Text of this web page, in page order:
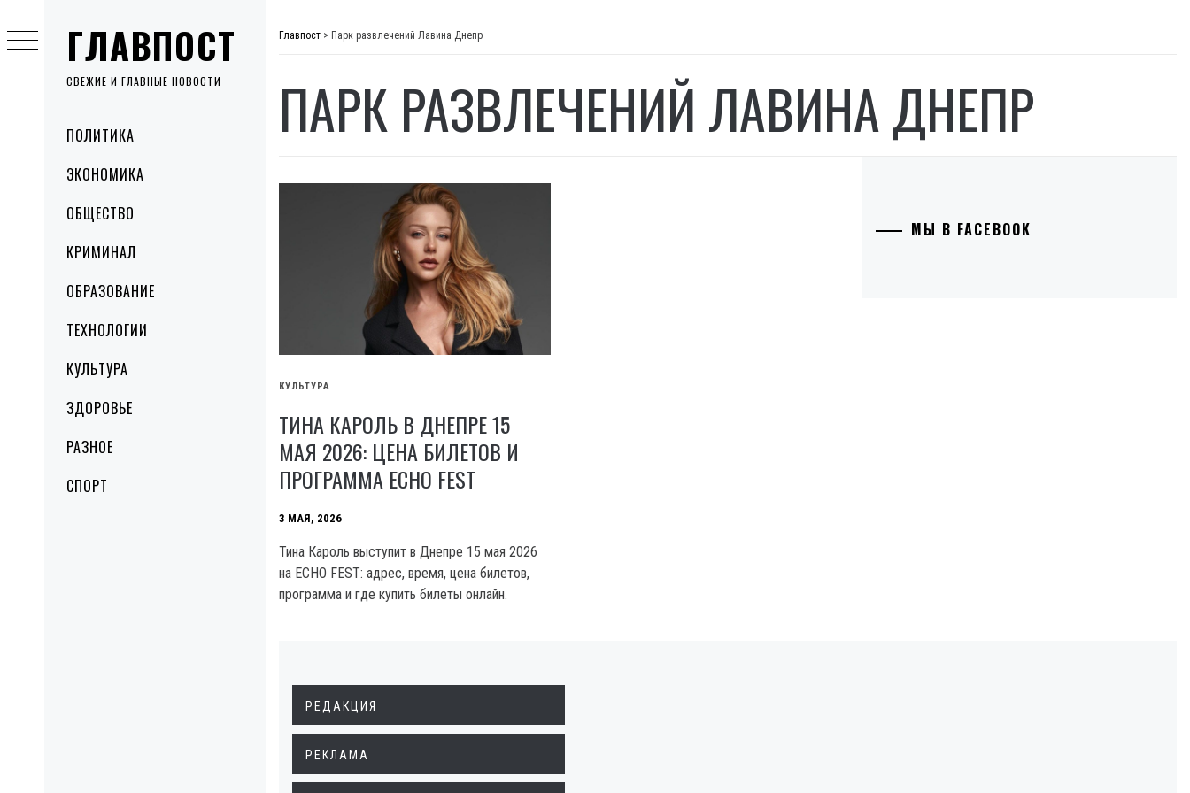
ГЛАВПОСТ
СВЕЖИЕ И ГЛАВНЫЕ НОВОСТИ
MenuПОЛИТИКА
ЭКОНОМИКА
ОБЩЕСТВО
КРИМИНАЛ
ОБРАЗОВАНИЕ
ТЕХНОЛОГИИ
КУЛЬТУРА
ЗДОРОВЬЕ
РАЗНОЕ
СПОРТ
to
content
Главпост > Парк развлечений Лавина Днепр
ПАРК РАЗВЛЕЧЕНИЙ ЛАВИНА ДНЕПР
КУЛЬТУРА
ТИНА КАРОЛЬ В ДНЕПРЕ 15
МАЯ 2026: ЦЕНА БИЛЕТОВ И
ПРОГРАММА ECHO FEST
3 МАЯ, 2026
Тина Кароль выступит в Днепре 15 мая 2026
на ECHO FEST: адрес, время, цена билетов,
программа и где купить билеты онлайн.
МЫ В FACEBOOK
РЕДАКЦИЯ
РЕКЛАМА